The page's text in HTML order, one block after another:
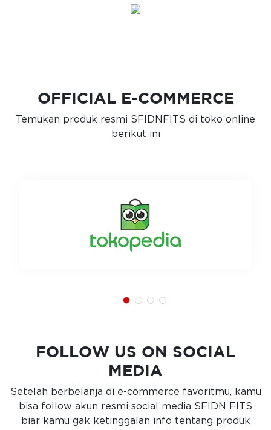
OFFICIAL E-COMMERCE
Temukan produk resmi SFIDNFITS di toko online
berikut ini
FOLLOW US ON SOCIAL
MEDIA
Setelah berbelanja di e-commerce favoritmu, kamu
bisa follow akun resmi social media SFIDN FITS
biar kamu gak ketinggalan info tentang produk